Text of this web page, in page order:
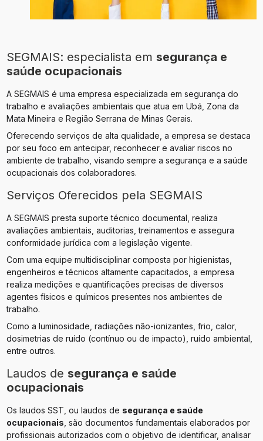
SEGMAIS: especialista em segurança e
saúde ocupacionais
A SEGMAIS é uma empresa especializada em segurança do
trabalho e avaliações ambientais que atua em Ubá, Zona da
Mata Mineira e Região Serrana de Minas Gerais.
Oferecendo serviços de alta qualidade, a empresa se destaca
por seu foco em antecipar, reconhecer e avaliar riscos no
ambiente de trabalho, visando sempre a segurança e a saúde
ocupacionais dos colaboradores.
Serviços Oferecidos pela SEGMAIS
A SEGMAIS presta suporte técnico documental, realiza
avaliações ambientais, auditorias, treinamentos e assegura
conformidade jurídica com a legislação vigente.
Com uma equipe multidisciplinar composta por higienistas,
engenheiros e técnicos altamente capacitados, a empresa
realiza medições e quantificações precisas de diversos
agentes físicos e químicos presentes nos ambientes de
trabalho.
Como a luminosidade, radiações não-ionizantes, frio, calor,
dosimetrias de ruído (contínuo ou de impacto), ruído ambiental,
entre outros.
Laudos de segurança e saúde
ocupacionais
Os laudos SST, ou laudos de segurança e saúde
ocupacionais , são documentos fundamentais elaborados por
profissionais autorizados com o objetivo de identificar, analisar